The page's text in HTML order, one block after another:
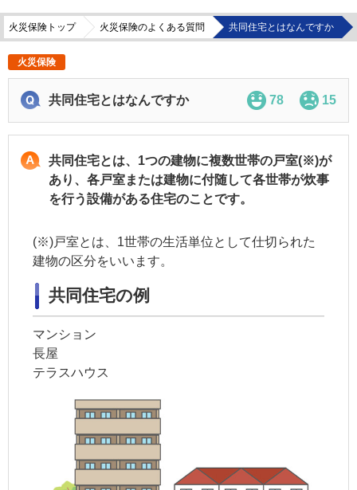
火災保険トップ 火災保険のよくある質問 共同住宅とはなんですか
火災保険
共同住宅とはなんですか 78 15
共同住宅とは、1つの建物に複数世帯の戸室(※)が
あり、各戸室または建物に付随して各世帯が炊事
を行う設備がある住宅のことです。
(※)戸室とは、1世帯の生活単位として仕切られた
建物の区分をいいます。
共同住宅の例
マンション
長屋
テラスハウス